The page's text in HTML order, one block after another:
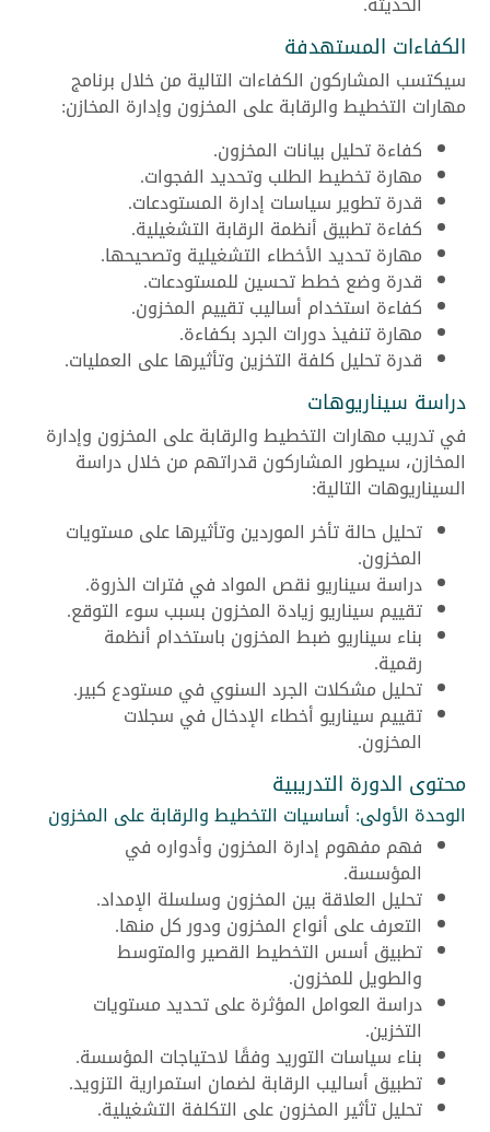
الكفاءات المستهدفة
سيكتسب المشاركون الكفاءات التالية من خلال برنامج
مهارات التخطيط والرقابة على المخزون وإدارة المخازن:
كفاءة تحليل بيانات المخزون.
مهارة تخطيط الطلب وتحديد الفجوات.
قدرة تطوير سياسات إدارة المستودعات.
كفاءة تطبيق أنظمة الرقابة التشغيلية.
مهارة تحديد الأخطاء التشغيلية وتصحيحها.
قدرة وضع خطط تحسين للمستودعات.
كفاءة استخدام أساليب تقييم المخزون.
مهارة تنفيذ دورات الجرد بكفاءة.
قدرة تحليل كلفة التخزين وتأثيرها على العمليات.
دراسة سيناريوهات
في تدريب مهارات التخطيط والرقابة على المخزون وإدارة
المخازن، سيطور المشاركون قدراتهم من خلال دراسة
السيناريوهات التالية:
تحليل حالة تأخر الموردين وتأثيرها على مستويات
المخزون.
دراسة سيناريو نقص المواد في فترات الذروة.
تقييم سيناريو زيادة المخزون بسبب سوء التوقع.
بناء سيناريو ضبط المخزون باستخدام أنظمة
رقمية.
تحليل مشكلات الجرد السنوي في مستودع كبير.
تقييم سيناريو أخطاء الإدخال في سجلات
المخزون.
محتوى الدورة التدريبية
الوحدة الأولى: أساسيات التخطيط والرقابة على المخزون
فهم مفهوم إدارة المخزون وأدواره في
المؤسسة.
تحليل العلاقة بين المخزون وسلسلة الإمداد.
التعرف على أنواع المخزون ودور كل منها.
تطبيق أسس التخطيط القصير والمتوسط
والطويل للمخزون.
دراسة العوامل المؤثرة على تحديد مستويات
التخزين.
بناء سياسات التوريد وفقًا لاحتياجات المؤسسة.
تطبيق أساليب الرقابة لضمان استمرارية التزويد.
تحليل تأثير المخزون على التكلفة التشغيلية.